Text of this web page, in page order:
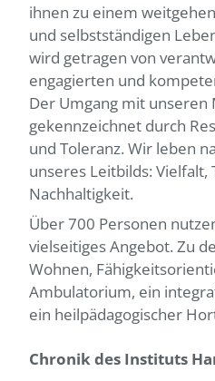
ihnen zu einem
und selbstständigen
wird getragen von
engagierten und
Der Umgang mit unseren
gekennzeichnet durch
und Toleranz. Wir leben
unseres Leitbilds: Vielfalt,
Nachhaltigkeit.
Über 700 Personen
vielseitiges Angebot. Zu
Wohnen,
Ambulatorium, ein
ein heilpädagogischer
Chronik des Instituts